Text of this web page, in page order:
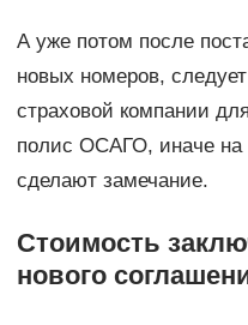
А уже потом после
новых номеров,
страховой компании
полис ОСАГО, иначе
сделают замечание.
Стоимость
нового